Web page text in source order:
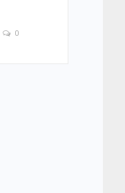
0